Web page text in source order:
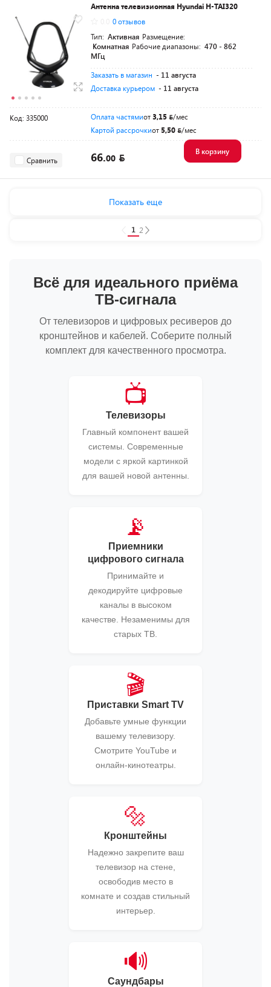
Антенна телевизионная Hyundai H-TAI320
0 отзывов
Тип: Активная Размещение:
Комнатная Рабочие диапазоны: 470 - 862
МГц
Заказать в магазин - 11 августа
Доставка курьером - 11 августа
Код: 335000 Оплата частямиот3,15
/мес
Картой рассрочкиот 5,50 /мес
Сравнить 66.00
В корзину
Показать еще
1 2
Всё для идеального приёма
ТВ-сигнала
От телевизоров и цифровых ресиверов до
кронштейнов и кабелей. Соберите полный
комплект для качественного просмотра.
📺
Телевизоры
Главный компонент вашей
системы. Современные
модели с яркой картинкой
для вашей новой антенны.
📡
Приемники
цифрового сигнала
Принимайте и
декодируйте цифровые
каналы в высоком
качестве. Незаменимы для
старых ТВ.
🎬
Приставки Smart TV
Добавьте умные функции
вашему телевизору.
Смотрите YouTube и
онлайн-кинотеатры.
🔩
Кронштейны
Надежно закрепите ваш
телевизор на стене,
освободив место в
комнате и создав стильный
интерьер.
🔊
Саундбары